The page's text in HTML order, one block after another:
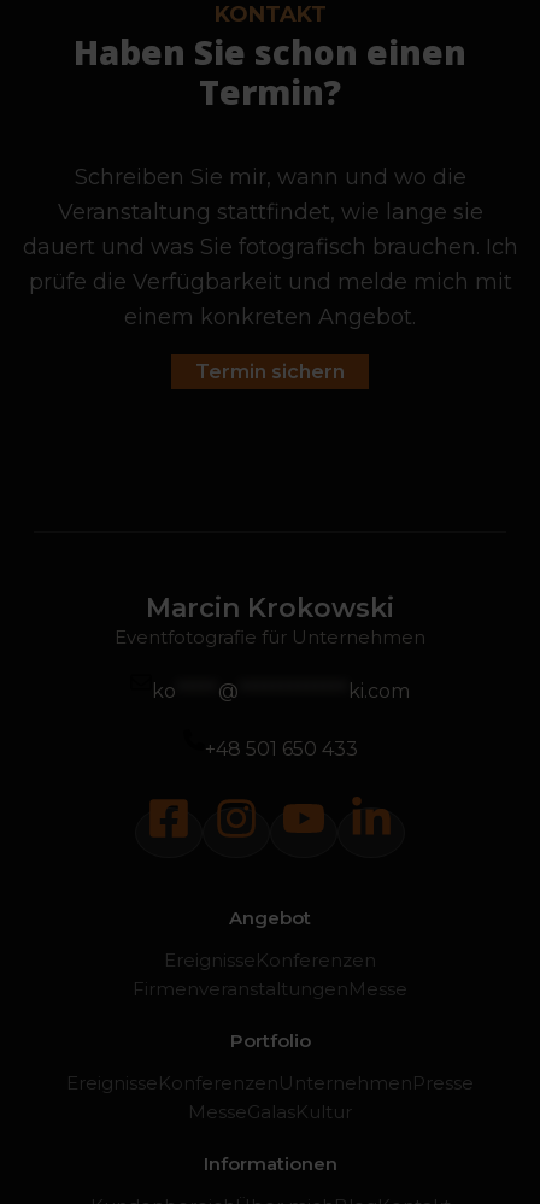
KONTAKT
Haben Sie schon einen
Termin?
Schreiben Sie mir, wann und wo die
Veranstaltung stattfindet, wie lange sie
dauert und was Sie fotografisch brauchen. Ich
prüfe die Verfügbarkeit und melde mich mit
einem konkreten Angebot.
Termin sichern
Marcin Krokowski
Eventfotografie für Unternehmen
ko @ ki.com
+48 501 650 433
Angebot
EreignisseKonferenzen
FirmenveranstaltungenMesse
Portfolio
EreignisseKonferenzenUnternehmenPresse
MesseGalasKultur
Informationen